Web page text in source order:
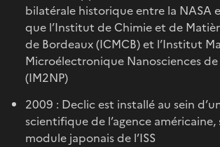
bilatérale historique entre la NASA
que l’Institut de Chimie et de
de Bordeaux (ICMCB) et l’Institut
Microélectronique Nanosciences
(IM2NP)
2009 : Declic est installé au sein
scientifique de l’agence
module japonais de l’ISS